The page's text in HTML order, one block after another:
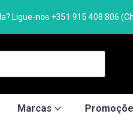
Ligue-nos +351 915 408 806
Marcas